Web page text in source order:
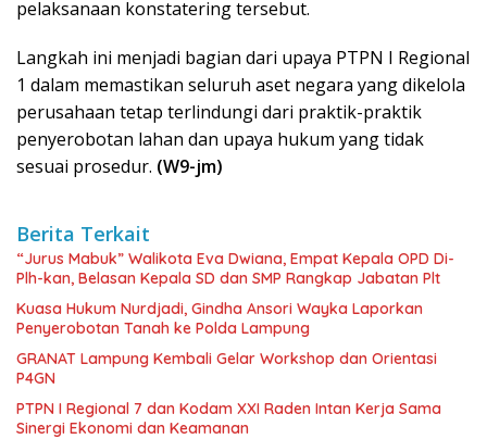
pelaksanaan konstatering tersebut.
Langkah ini menjadi bagian dari upaya PTPN I Regional
1 dalam memastikan seluruh aset negara yang dikelola
perusahaan tetap terlindungi dari praktik-praktik
penyerobotan lahan dan upaya hukum yang tidak
sesuai prosedur. (W9-jm)
Berita Terkait
“Jurus Mabuk” Walikota Eva Dwiana, Empat Kepala OPD Di-
Plh-kan, Belasan Kepala SD dan SMP Rangkap Jabatan Plt
Kuasa Hukum Nurdjadi, Gindha Ansori Wayka Laporkan
Penyerobotan Tanah ke Polda Lampung
GRANAT Lampung Kembali Gelar Workshop dan Orientasi
P4GN
PTPN I Regional 7 dan Kodam XXI Raden Intan Kerja Sama
Sinergi Ekonomi dan Keamanan